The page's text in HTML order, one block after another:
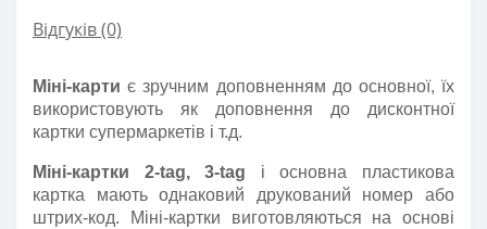
Відгуків (0)
Міні-картиє зручним доповненням до основної, їх
використовують як доповнення до дисконтної
картки супермаркетів і т.д.
Міні-картки 2-tag, 3-tag і основна пластикова
картка мають однаковий друкований номер або
штрих-код. Міні-картки виготовляються на основі